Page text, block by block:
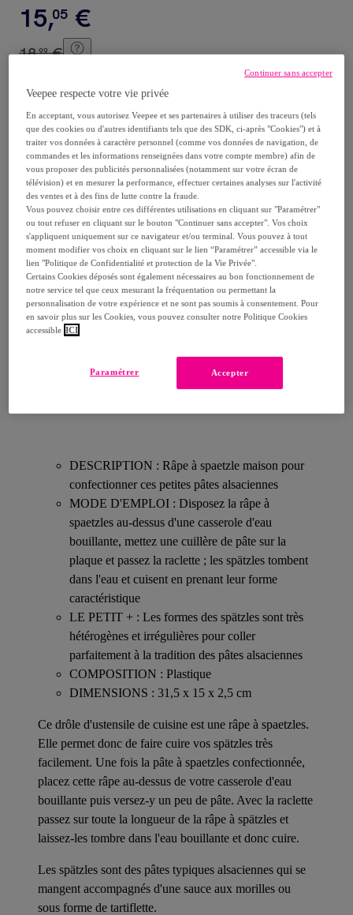
15,05 €
18,99 €
Vendu parFackelmann France
Livraison
Livraison offerte par la marque
Livraison estimée: entre le13/08et le16/08
Comment ça marche ?
DESCRIPTION : Râpe à spaetzle maison pour
confectionner ces petites pâtes alsaciennes
MODE D'EMPLOI : Disposez la râpe à
spaetzles au-dessus d'une casserole d'eau
bouillante, mettez une cuillère de pâte sur la
plaque et passez la raclette ; les spätzles tombent
dans l'eau et cuisent en prenant leur forme
caractéristique
LE PETIT + : Les formes des spätzles sont très
hétérogènes et irrégulières pour coller
parfaitement à la tradition des pâtes alsaciennes
COMPOSITION : Plastique
DIMENSIONS : 31,5 x 15 x 2,5 cm
Ce drôle d'ustensile de cuisine est une râpe à spaetzles.
Elle permet donc de faire cuire vos spätzles très
facilement. Une fois la pâte à spaetzles confectionnée,
placez cette râpe au-dessus de votre casserole d'eau
bouillante puis versez-y un peu de pâte. Avec la raclette
passez sur toute la longueur de la râpe à spätzles et
laissez-les tombre dans l'eau bouillante et donc cuire.
Les spätzles sont des pâtes typiques alsaciennes qui se
mangent accompagnés d'une sauce aux morilles ou
sous forme de tartiflette.
Veepee respecte votre vie privée
En acceptant, vous autorisez Veepee et ses partenaires à utiliser des traceurs (tels
que des cookies ou d'autres identifiants tels que des SDK, ci-après "Cookies") et à
traiter vos données à caractère personnel (comme vos données de navigation, de
commandes et les informations renseignées dans votre compte membre) afin de
vous proposer des publicités personnalisées (notamment sur votre écran de
télévision) et en mesurer la performance, effectuer certaines analyses sur l'activité
des ventes et à des fins de lutte contre la fraude.
Vous pouvez choisir entre ces différentes utilisations en cliquant sur "Paramétrer"
ou tout refuser en cliquant sur le bouton "Continuer sans accepter". Vos choix
s'appliquent uniquement sur ce navigateur et/ou terminal. Vous pouvez à tout
moment modifier vos choix en cliquant sur le lien “Paramétrer” accessible via le
lien "Politique de Confidentialité et protection de la Vie Privée".
Certains Cookies déposés sont également nécessaires au bon fonctionnement de
notre service tel que ceux mesurant la fréquentation ou permettant la
personnalisation de votre expérience et ne sont pas soumis à consentement. Pour
en savoir plus sur les Cookies, vous pouvez consulter notre Politique Cookies
accessible ICI
Accepter
Paramétrer
Continuer sans accepter